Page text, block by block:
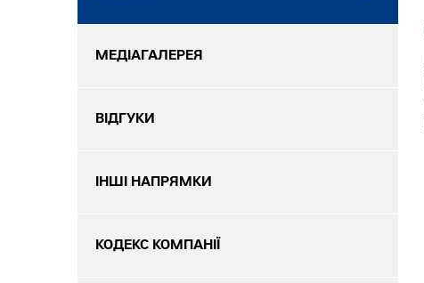
МЕДІАГАЛЕРЕЯ
ВІДГУКИ
ІНШІ НАПРЯМКИ
КОДЕКС КОМПАНІЇ